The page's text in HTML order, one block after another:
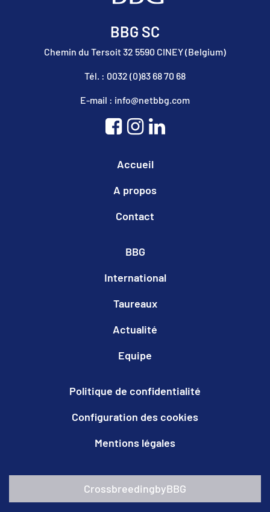
BBG SC
Chemin du Tersoit 32 5590 CINEY (Belgium)
Tél. : 0032 (0)83 68 70 68
E-mail : info@netbbg.com
Accueil
A propos
Contact
BBG
International
Taureaux
Actualité
Equipe
Politique de confidentialité
Configuration des cookies
Mentions légales
CrossbreedingbyBBG